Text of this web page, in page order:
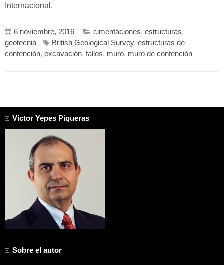
Internacional .
6 noviembre, 2016 cimentaciones, estructuras,
geotecnia
British Geological Survey, estructuras de
contención, excavación, fallos, muro, muro de contención
Víctor Yepes Piqueras
Sobre el autor